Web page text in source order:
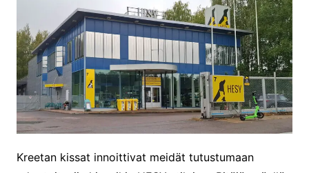
Kreetan kissat innoittivat meidät tutustumaan